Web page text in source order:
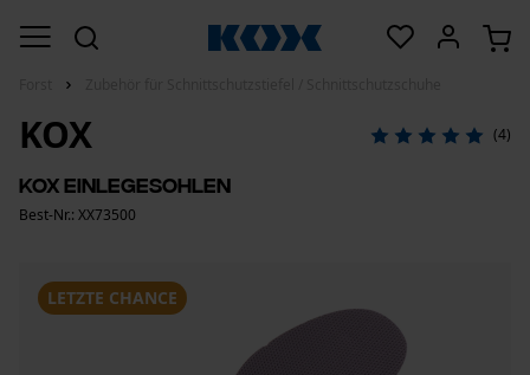
LETZTE CHANCE
KOX (4)
KOX Einlegesohlen
Best-Nr.: XX73500